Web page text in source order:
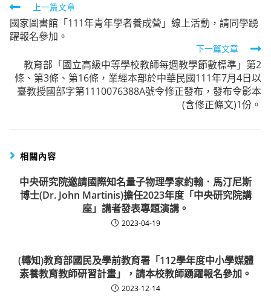
Read
more
articles
上一篇文章
國家圖書館「111年青年學者養成營」線上活動，請同學踴
躍報名參加。
下一篇文章
教育部「國立高級中等學校教師每週教學節數標準」第2
條、第3條、第16條，業經本部於中華民國111年7月4日以
臺教授國部字第1110076388A號令修正發布，發布令影本
(含修正條文)1份。
相關內容
中央研究院邀請國際知名量子物理學家約翰．馬汀尼斯
博士(Dr. John Martinis)擔任2023年度「中央研究院講
座」講者發表專題演講。
2023-04-19
(轉知)教育部國民及學前教育署「112學年度中小學媒體
素養教育教師研習計畫」，請本校教師踴躍報名參加。
2023-12-14